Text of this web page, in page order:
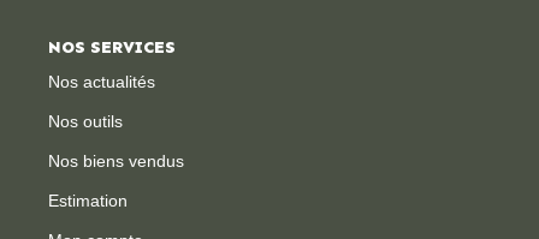
NOS SERVICES
Nos actualités
Nos outils
Nos biens vendus
Estimation